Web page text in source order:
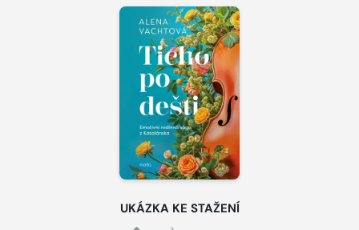
UKÁZKA KE STAŽENÍ